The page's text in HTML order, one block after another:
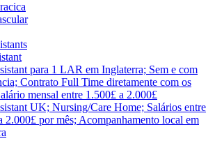
para 1 LAR em Inglaterra; Sem e com
Contrato Full Time diretamente com os
mensal entre 1.500£ a 2.000£
UK; Nursing/Care Home; Salários entre
2.000£ por mês; Acompanhamento local em